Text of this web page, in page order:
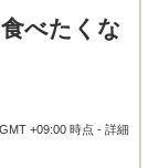
べたくな
+09:00 時点 -詳細